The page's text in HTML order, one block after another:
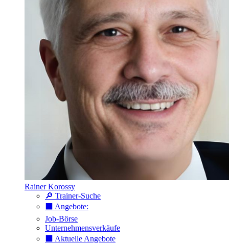
Rainer Korossy
🔎 Trainer-Suche
⬛️ Angebote:
Job-Börse
Unternehmensverkäufe
⬛️ Aktuelle Angebote